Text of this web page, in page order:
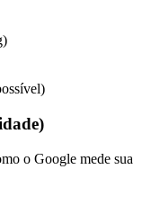
o Google mede sua